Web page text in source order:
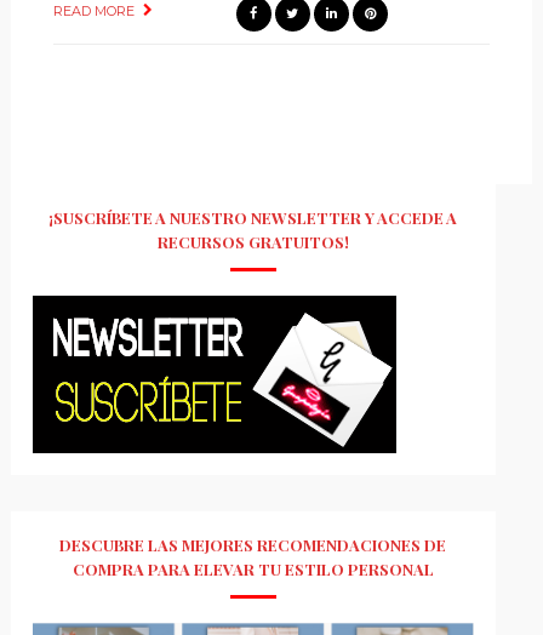
READ MORE
¡SUSCRÍBETE A NUESTRO NEWSLETTER Y ACCEDE A
RECURSOS GRATUITOS!
DESCUBRE LAS MEJORES RECOMENDACIONES DE
COMPRA PARA ELEVAR TU ESTILO PERSONAL